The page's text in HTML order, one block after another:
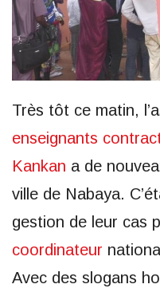
Très tôt ce matin,
enseignants
Kankan a de
ville de Nabaya.
gestion de leur cas
coordinateur
Avec des slogans